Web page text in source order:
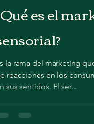
es el
la rama del marketing
reacciones en los
sus sentidos. El ser...